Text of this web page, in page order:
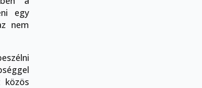
egy
nem
közös